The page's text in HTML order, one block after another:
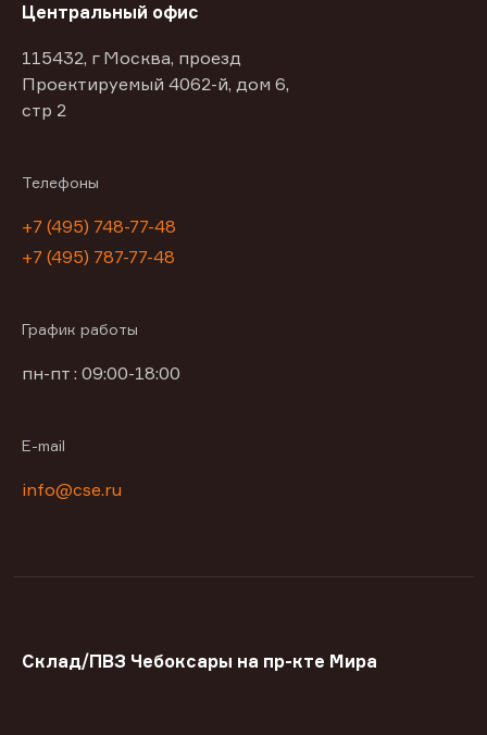
Центральный офис
115432, г Москва, проезд
Проектируемый 4062-й, дом 6,
стр 2
Телефоны
+7 (495) 748-77-48
+7 (495) 787-77-48
График работы
пн-пт : 09:00-18:00
E-mail
info@cse.ru
Склад/ПВЗ Чебоксары на пр-кте Мира